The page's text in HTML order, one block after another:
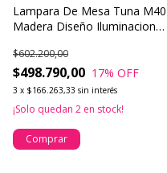
Lampara De Mesa Tuna M40
Madera Diseño Iluminacion
$498.790,00
$602.200,00
17% OFF
3 x $166.263,33 sin interés
¡Solo quedan 2 en stock!
Comprar